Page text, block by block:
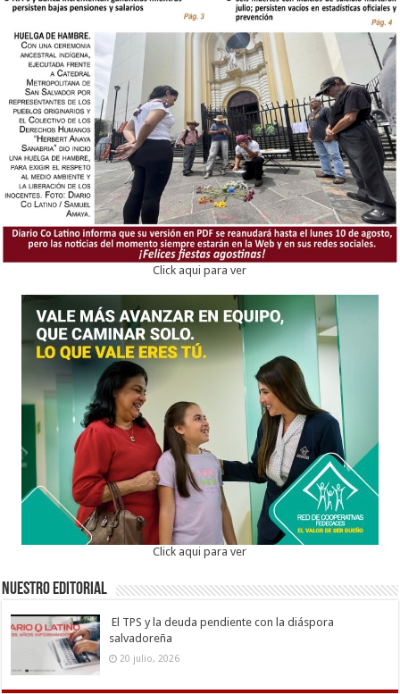
Click aqui para ver
Click aqui para ver
Nuestro Editorial
El TPS y la deuda pendiente con la diáspora
salvadoreña
20 julio, 2026